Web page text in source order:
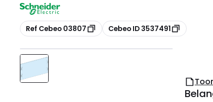
Kopiëren
Ref Cebeo 03807 Kopiëren
Cebeo ID 3537491